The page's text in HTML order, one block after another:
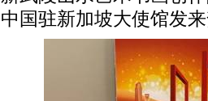
中国驻新加坡大使馆发